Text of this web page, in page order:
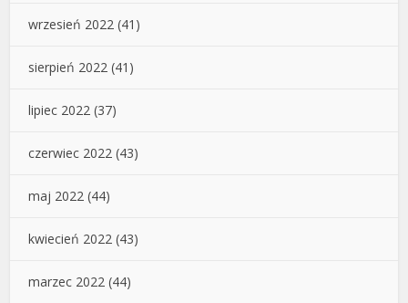
wrzesień 2022 (41)
sierpień 2022 (41)
lipiec 2022 (37)
czerwiec 2022 (43)
maj 2022 (44)
kwiecień 2022 (43)
marzec 2022 (44)